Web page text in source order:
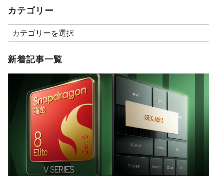
カテゴリー
カ
テ
ゴ
新着記事一覧